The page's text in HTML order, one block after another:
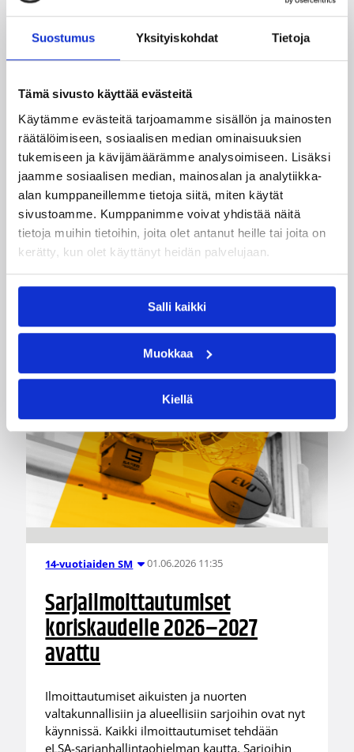
Suostumus Yksityiskohdat Tietoja
Tämä sivusto käyttää evästeitä
Käytämme evästeitä tarjoamamme sisällön ja mainosten
räätälöimiseen, sosiaalisen median ominaisuuksien
tukemiseen ja kävijämäärämme analysoimiseen. Lisäksi
jaamme sosiaalisen median, mainosalan ja analytiikka-
alan kumppaneillemme tietoja siitä, miten käytät
sivustoamme. Kumppanimme voivat yhdistää näitä
tietoja muihin tietoihin, joita olet antanut heille tai joita on
kerätty, kun olet käyttänyt heidän palvelujaan.
Salli kaikki
Muokkaa
Kiellä
16-vuotiaiden poikien SM 12.06.2026 13:45
Nuorten valtakunnallisten
sarjojen ja karsintojen
pelaamistavat kaudella 2026-
27 jatkuvat entisellään
Nuorten valtakunnallisten sarjojen ja
karsintojen pelaamistavat kaudella 2026-27
jatkuvat samalla tavalla kuin viime kaudella.
16-, 17- ja 19-vuotiaissa kaikkiin
valtakunnallisiin I divisiooniin pääsee
ilmoittautumalla. Kaikki karsintoihin ja sarjoihin
ilmoittautumiset tehdään eLSA-sarjanhallinnan
kautta 1.8.2026 mennessä.
14-vuotiaiden SM 01.06.2026 11:35
Sarjailmoittautumiset
koriskaudelle 2026–2027
avattu
Ilmoittautumiset aikuisten ja nuorten
valtakunnallisiin ja alueellisiin sarjoihin ovat nyt
käynnissä. Kaikki ilmoittautumiset tehdään
eLSA-sarjanhallintaohjelman kautta. Sarjoihin